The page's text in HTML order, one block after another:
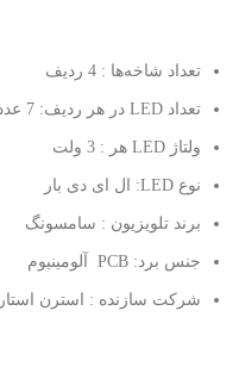
تعداد شاخه‌ها : 4 ردیف
تعداد LED در هر ردیف: 7 عدد
ولتاژ LED هر : 3 ولت
نوع LED: ال ای دی بار
برند تلویزیون : سامسونگ
جنس برد: PCB آلومینیوم
شرکت سازنده : استرن استار EASTERN STAR